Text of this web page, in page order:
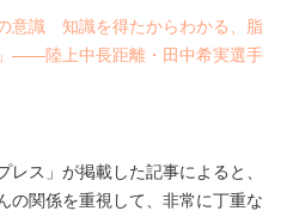
意識 知識を得たからわかる、脂
――陸上中長距離・田中希実選手
ス」が掲載した記事によると、
の関係を重視して、非常に丁重な